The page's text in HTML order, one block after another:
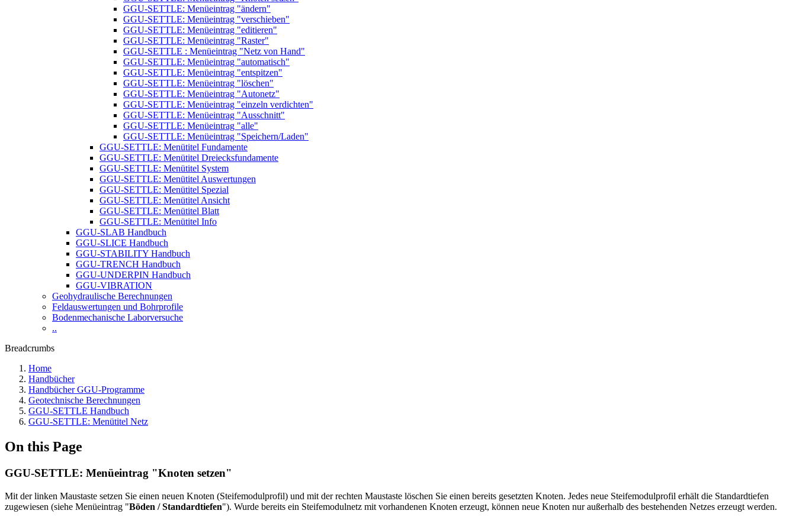
GGU-SETTLE: Menüeintrag "ändern"
GGU-SETTLE: Menüeintrag "verschieben"
GGU-SETTLE: Menüeintrag "editieren"
GGU-SETTLE: Menüeintrag "Raster"
GGU-SETTLE : Menüeintrag "Netz von Hand"
GGU-SETTLE: Menüeintrag "automatisch"
GGU-SETTLE: Menüeintrag "entspitzen"
GGU-SETTLE: Menüeintrag "löschen"
GGU-SETTLE: Menüeintrag "Autonetz"
GGU-SETTLE: Menüeintrag "einzeln verdichten"
GGU-SETTLE: Menüeintrag "Ausschnitt"
GGU-SETTLE: Menüeintrag "alle"
GGU-SETTLE: Menüeintrag "Speichern/Laden"
GGU-SETTLE: Menütitel Fundamente
GGU-SETTLE: Menütitel Dreiecksfundamente
GGU-SETTLE: Menütitel System
GGU-SETTLE: Menütitel Auswertungen
GGU-SETTLE: Menütitel Spezial
GGU-SETTLE: Menütitel Ansicht
GGU-SETTLE: Menütitel Blatt
GGU-SETTLE: Menütitel Info
GGU-SLAB Handbuch
GGU-SLICE Handbuch
GGU-STABILITY Handbuch
GGU-TRENCH Handbuch
GGU-UNDERPIN Handbuch
GGU-VIBRATION
Geohydraulische Berechnungen
Feldauswertungen und Bohrprofile
Bodenmechanische Laborversuche
..
Breadcrumbs
Home
Handbücher
Handbücher GGU-Programme
Geotechnische Berechnungen
GGU-SETTLE Handbuch
GGU-SETTLE: Menütitel Netz
On this Page
GGU-SETTLE: Menüeintrag "Knoten setzen"
Mit der linken Maustaste setzen Sie einen neuen Knoten (Steifemodulprofil) und mit der rechten Maustaste löschen Sie einen bereits gesetzten Knoten. Jedes neue Steifemodulprofil erhält die Standardtiefen
zugewiesen (siehe Menüeintrag "Böden / Standardtiefen"). Wurde bereits ein Steifemodulnetz mit vorhandenen Knoten erzeugt, können neue Knoten nur außerhalb des bestehenden Netzes erzeugt werden.